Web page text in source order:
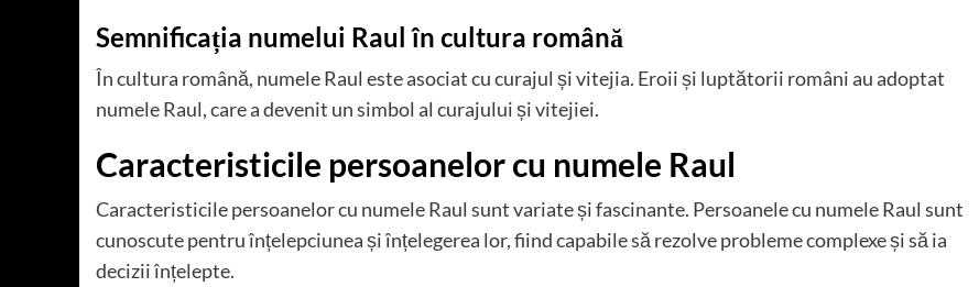
Semnificația numelui Raul în cultura română
În cultura română, numele Raul este asociat cu curajul și vitejia. Eroii și luptătorii români au adoptat
numele Raul, care a devenit un simbol al curajului și vitejiei.
Caracteristicile persoanelor cu numele Raul
Caracteristicile persoanelor cu numele Raul sunt variate și fascinante. Persoanele cu numele Raul sunt
cunoscute pentru înțelepciunea și înțelegerea lor, fiind capabile să rezolve probleme complexe și să ia
decizii înțelepte.